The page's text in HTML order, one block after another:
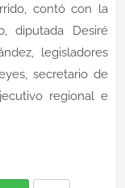
contó con la
diputada Desiré
legisladores
secretario de
regional e